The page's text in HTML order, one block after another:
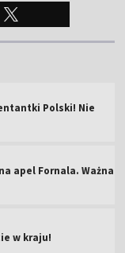
Polski! Nie
apel Fornala. Ważna
w kraju!